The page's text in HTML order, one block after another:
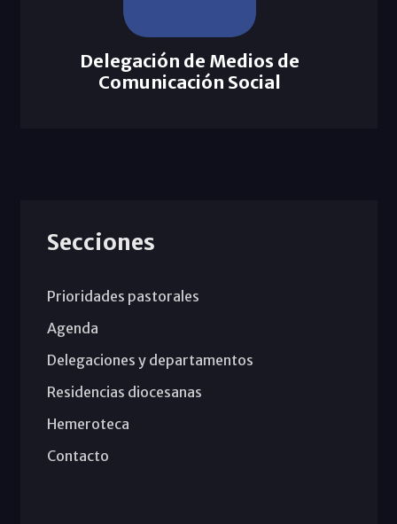
Delegación de Medios de
Comunicación Social
Secciones
Prioridades pastorales
Agenda
Delegaciones y departamentos
Residencias diocesanas
Hemeroteca
Contacto